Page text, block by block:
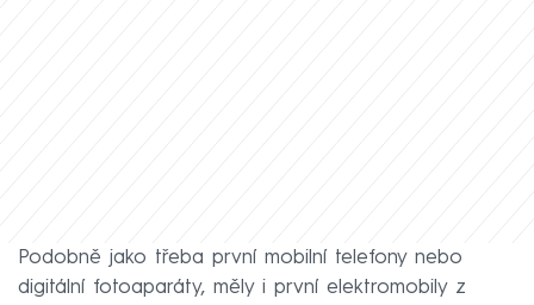
Podobně jako třeba první mobilní telefony nebo
digitální fotoaparáty, měly i první elektromobily z